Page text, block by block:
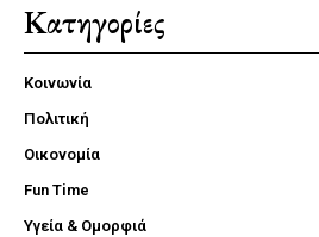
Κατηγορίες
Κοινωνία
Πολιτική
Οικονομία
Fun Time
Υγεία & Ομορφιά